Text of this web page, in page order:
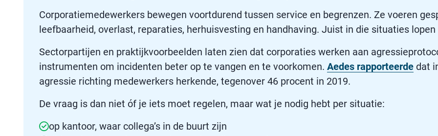
Corporatiemedewerkers bewegen voortdurend tussen service en begrenzen. Ze voeren
leefbaarheid, overlast, reparaties, herhuisvesting en handhaving. Juist in die situaties
Sectorpartijen en praktijkvoorbeelden laten zien dat corporaties werken aan
instrumenten om incidenten beter op te vangen en te voorkomen. Aedes rapporteerde dat
agressie richting medewerkers herkende, tegenover 46 procent in 2019.
De vraag is dan niet óf je iets moet regelen, maar wat je nodig hebt per situatie:
op kantoor, waar collega’s in de buurt zijn